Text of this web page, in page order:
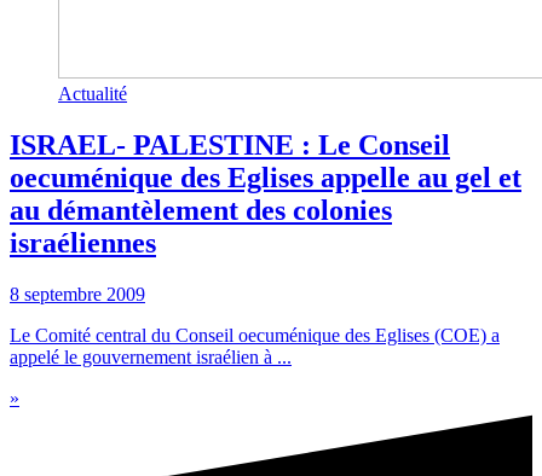
Actualité
ISRAEL- PALESTINE : Le Conseil
oecuménique des Eglises appelle au gel et
au démantèlement des colonies
israéliennes
8 septembre 2009
Le Comité central du Conseil oecuménique des Eglises (COE) a
appelé le gouvernement israélien à ...
»